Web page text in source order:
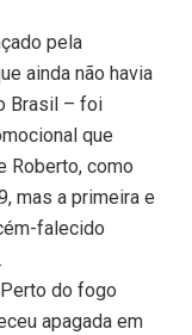
pela
ainda não havia
Brasil – foi
que
Roberto, como
mas a primeira e
falecido
do fogo
apagada em